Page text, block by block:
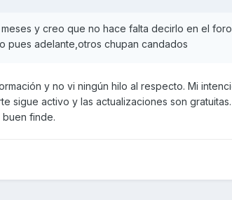
y creo que no hace falta decirlo en el
pues adelante,otros chupan candados
y no vi ningún hilo al respecto. Mi
sigue activo y las actualizaciones son
buen finde.